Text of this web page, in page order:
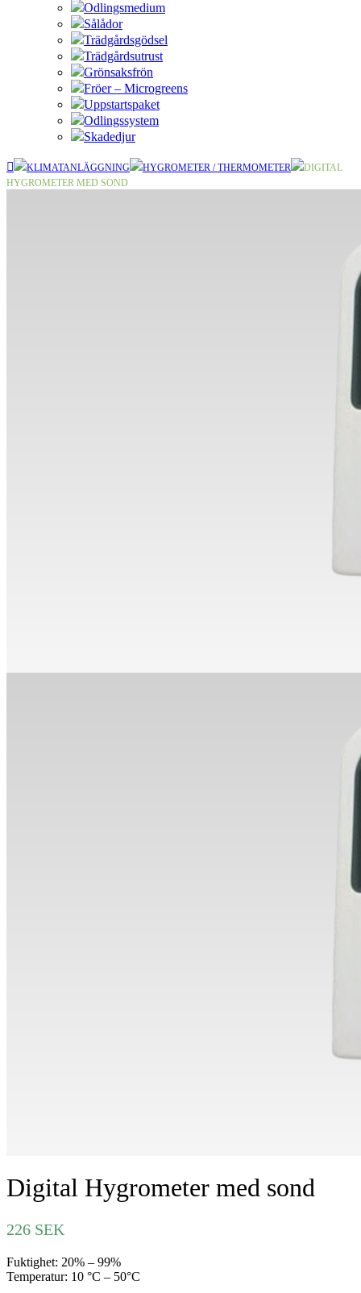
Odlingsmedium
Sålådor
Trädgårdsgödsel
Trädgårdsutrust
Grönsaksfrön
Fröer – Microgreens
Uppstartspaket
Odlingssystem
Skadedjur
KLIMATANLÄGGNING HYGROMETER / THERMOMETER
DIGITAL
HYGROMETER MED SOND
Digital Hygrometer med sond
226 SEK
Fuktighet: 20% – 99%
Temperatur: 10 °C – 50°C